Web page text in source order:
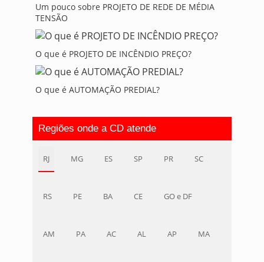
Um pouco sobre PROJETO DE REDE DE MÉDIA
TENSÃO
O que é PROJETO DE INCÊNDIO PREÇO?
O que é AUTOMAÇÃO PREDIAL?
Regiões onde a CD atende
RJ MG ES SP PR SC
RS PE BA CE GO e DF
AM PA AC AL AP MA